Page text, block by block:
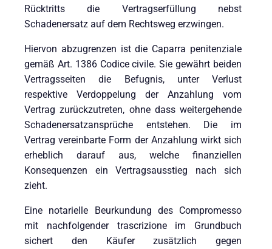
Rücktritts die Vertragserfüllung nebst
Schadenersatz auf dem Rechtsweg erzwingen.
Hiervon abzugrenzen ist die Caparra penitenziale
gemäß Art. 1386 Codice civile. Sie gewährt beiden
Vertragsseiten die Befugnis, unter Verlust
respektive Verdoppelung der Anzahlung vom
Vertrag zurückzutreten, ohne dass weitergehende
Schadenersatzansprüche entstehen. Die im
Vertrag vereinbarte Form der Anzahlung wirkt sich
erheblich darauf aus, welche finanziellen
Konsequenzen ein Vertragsausstieg nach sich
zieht.
Eine notarielle Beurkundung des Compromesso
mit nachfolgender trascrizione im Grundbuch
sichert den Käufer zusätzlich gegen